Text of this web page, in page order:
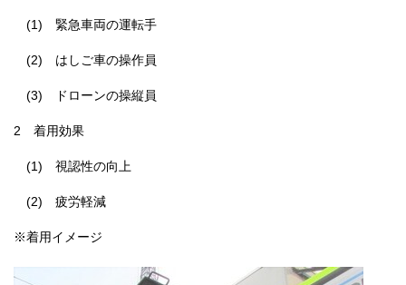
(1) 緊急車両の運転手
(2) はしご車の操作員
(3) ドローンの操縦員
2 着用効果
(1) 視認性の向上
(2) 疲労軽減
※着用イメージ